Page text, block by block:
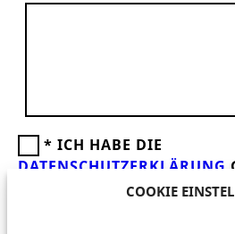
COOKIE
* ICH HABE DIE
DATENSCHUTZERKLÄRUNG
AKZEPTIERE DIESE.WIR